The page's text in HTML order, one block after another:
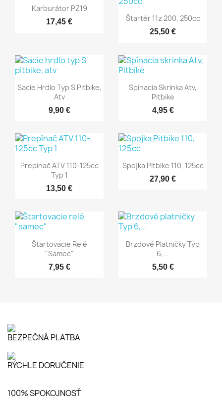
Rýchly náhľad
Karburátor PZ19
17,45 € Rýchly náhľad
Štartér 11z 200, 250cc
25,50 €
 Rýchly náhľad
Sacie Hrdlo Typ S Pitbike,
Atv
9,90 €
Rýchly náhľad
Spínacia Skrinka Atv,
Pitbike
4,95 €
Rýchly náhľad
Prepínač ATV 110-125cc
Typ 1
13,50 €
Rýchly náhľad
Spojka Pitbike 110, 125cc
27,90 €
Rýchly náhľad
Štartovacie Relé
"samec"
7,95 €
Rýchly náhľad
Brzdové Platničky Typ
6,...
5,50 €
BEZPEČNÁ PLATBA
RÝCHLE DORUČENIE
100% SPOKOJNOSŤ